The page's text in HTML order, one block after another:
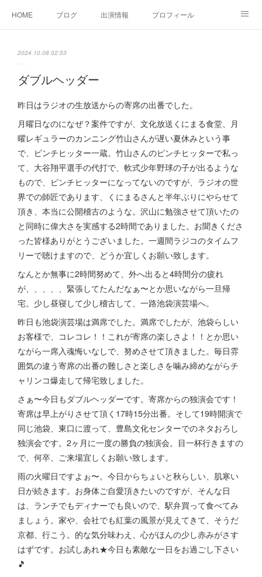
HOME ブログ 出演情報 プロフィール
2024.10.08 02:53
ダブルヘッダー
昨日はラジオの生放送からの寄席の出番でした。
月曜日なのになぜ？案件ですが、文化放送くにまる食堂、月
曜レギュラーのカンニング竹山さんが遅い夏休みという事
で、ピンチヒッター一蔵。竹山さんのピンチヒッターで私っ
て、大谷翔平選手の代打で、軟式少年野球の子が出るような
もので、ピンチヒッターになってないのですが、ラジオの世
界での師匠であります、くにまるさんと半年ぶりにやらせて
頂き、本当に公開稽古のような。沢山に勉強させて頂いたの
と同時に偉大さを実感する2時間でありました。お聞きくださ
った皆様ありがとうございました。一週間ラジコのタイムフ
リーで聴けますので、どうか宜しくお願い致します。
なんとか無事に2時間努めて、外へ出ると4時間分の疲れ
が、、、、、緊張してたんだなぁ〜とか思いながら一旦帰
宅。少し昼寝して少し稽古して、一路池袋演芸場へ。
昨日も池袋演芸場は満席でした。満席でしたが、池袋らしい
お客様で、コレコレ！！これが寄席の楽しさよ！！とか思い
ながら一席入魂悔いなしで、努めさせて頂きました。毎日雰
囲気の違う寄席の出番の難しさと楽しさを噛み締めながらチ
ャリンコ爆走して帰宅致しました。
さぁ〜今日もダブルヘッダーです。寄席からの独演会です！
寄席は早上がりさせて頂く17時15分出番。そして19時開演で
同じ池袋、東口に渡って、豊島文化センターでのネタおろし
独演会です。2ヶ月に一度の勝負の独演会。目一杯行きますの
で、何卒、ご来場宜しくお願い致します。
雨の火曜日ですよぉ〜。今日からちょいと秋らしい、肌寒い
日が続きます。お身体ご自愛頂きたいのですが、そんな日
は、ランチでもディナーでも良いので、駅弁買って食べてみ
ましょう。家や、会社でも紅葉の風景が見えてきて、そうだ
京都、行こう。的な気分味わえ、心がほんの少し赤みがさす
はずです。お試しあれ★今日も素敵な一日をお過ごし下さい
🎵